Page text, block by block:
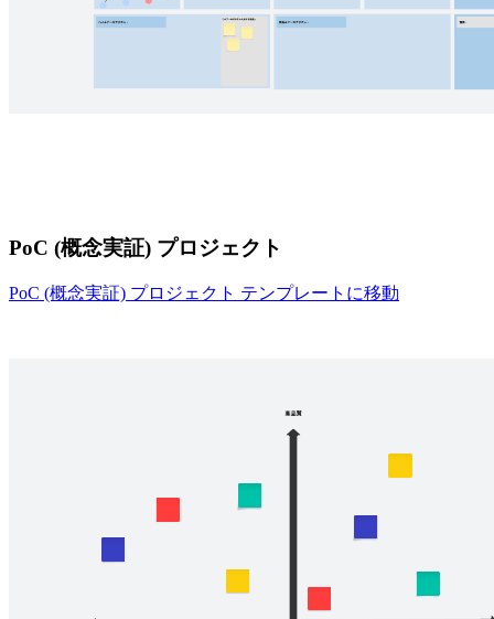
PoC (概念実証) プロジェクト
PoC (概念実証) プロジェクト テンプレートに移動